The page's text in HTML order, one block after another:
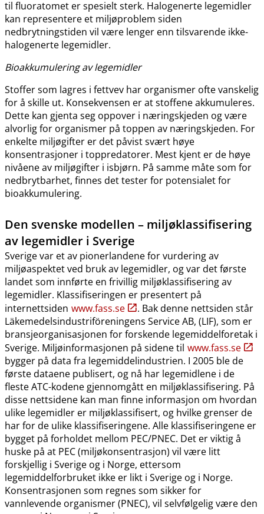
til fluoratomet er spesielt sterk. Halogenerte legemidler
kan representere et miljøproblem siden
nedbrytningstiden vil være lenger enn tilsvarende ikke-
halogenerte legemidler.
Bioakkumulering av legemidler
Stoffer som lagres i fettvev har organismer ofte vanskelig
for å skille ut. Konsekvensen er at stoffene akkumuleres.
Dette kan gjenta seg oppover i næringskjeden og være
alvorlig for organismer på toppen av næringskjeden. For
enkelte miljøgifter er det påvist svært høye
konsentrasjoner i toppredatorer. Mest kjent er de høye
nivåene av miljøgifter i isbjørn. På samme måte som for
nedbrytbarhet, finnes det tester for potensialet for
bioakkumulering.
Den svenske modellen – miljøklassifisering
av legemidler i Sverige
Sverige var et av pionerlandene for vurdering av
miljøaspektet ved bruk av legemidler, og var det første
landet som innførte en frivillig miljøklassifisering av
legemidler. Klassifiseringen er presentert på
internettsiden www.fass.se
. Bak denne nettsiden står
Läkemedelsindustriföreningens Service AB, (LIF), som er
bransjeorganisasjonen for forskende legemiddelforetak i
Sverige. Miljøinformasjonen på sidene til www.fass.se
bygger på data fra legemiddelindustrien. I 2005 ble de
første dataene publisert, og nå har legemidlene i de
fleste ATC-kodene gjennomgått en miljøklassifisering. På
disse nettsidene kan man finne informasjon om hvordan
ulike legemidler er miljøklassifisert, og hvilke grenser de
har for de ulike klassifiseringene. Alle klassifiseringene er
bygget på forholdet mellom PEC​/​PNEC. Det er viktig å
huske på at PEC (miljøkonsentrasjon) vil være litt
forskjellig i Sverige og i Norge, ettersom
legemiddelforbruket ikke er likt i Sverige og i Norge.
Konsentrasjonen som regnes som sikker for
vannlevende organismer (PNEC), vil selvfølgelig være den